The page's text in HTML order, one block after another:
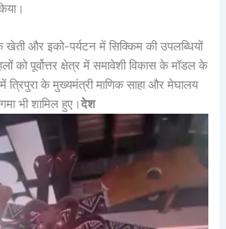
और इको-पर्यटन में सिक्किम की उपलब्धियों
को पूर्वोत्तर क्षेत्र में समावेशी विकास के मॉडल के
के मुख्यमंत्री माणिक साहा और मेघालय
भी शामिल हुए।देश